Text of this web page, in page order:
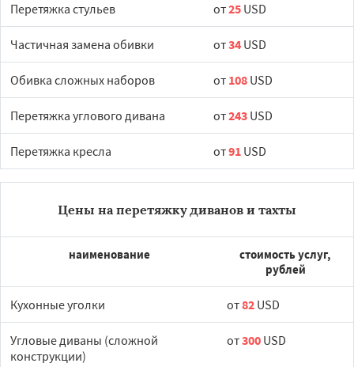
Перетяжка стульев от25 USD
Частичная замена обивки от34 USD
Обивка сложных наборов от 108 USD
Перетяжка углового дивана от243 USD
Перетяжка кресла от91 USD
Цены на перетяжку диванов и тахты
наименование
стоимость услуг,
рублей
Кухонные уголки от82 USD
Угловые диваны (сложной
конструкции)
от300 USD